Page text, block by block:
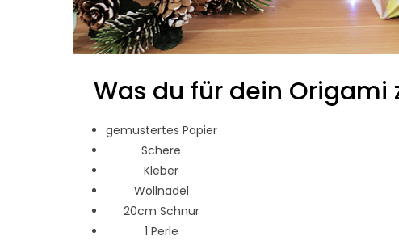
Was du für dein
gemustertes Papier
Schere
Kleber
Wollnadel
20cm Schnur
1 Perle